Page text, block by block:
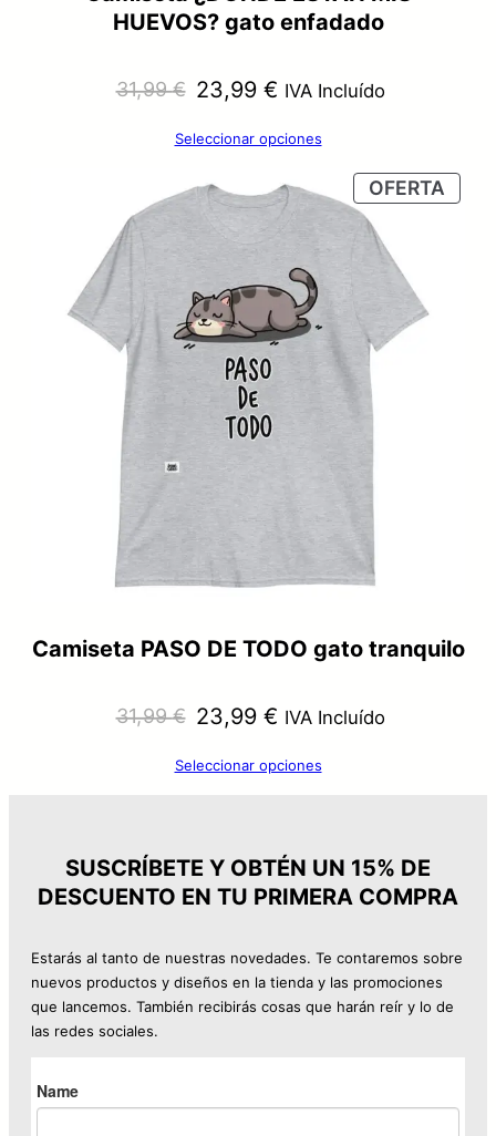
HUEVOS? gato enfadado
31,99€ El
precio
era:
31,99 €.
23,99 €El
precio
es:
IVA Incluído
Seleccionar opciones
OFERTA
EN
Camiseta PASO DE TODO gato tranquilo
31,99€ El
31,99 €.
23,99 €El
23,99 €.
IVA Incluído
Seleccionar opciones
SUSCRÍBETE Y OBTÉN UN 15% DE
DESCUENTO EN TU PRIMERA COMPRA
Estarás al tanto de nuestras novedades. Te contaremos sobre
nuevos productos y diseños en la tienda y las promociones
que lancemos. También recibirás cosas que harán reír y lo de
las redes sociales.